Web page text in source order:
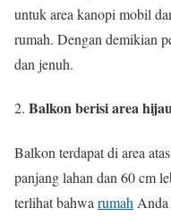
untuk area kanopi mobil
rumah. Dengan demikian
dan jenuh.
Balkon berisi area
Balkon terdapat di area
panjang lahan dan 60 cm
terlihat bahwa rumah Anda